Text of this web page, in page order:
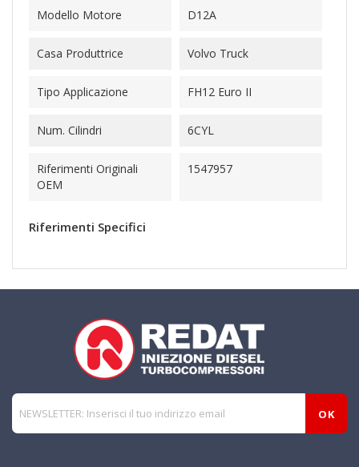
Modello Motore D12A
Casa Produttrice Volvo Truck
Tipo Applicazione FH12 Euro II
Num. Cilindri 6CYL
Riferimenti Originali
OEM
1547957
Riferimenti Specifici